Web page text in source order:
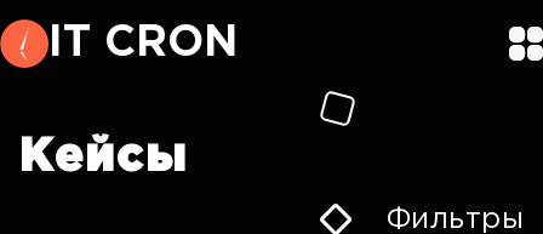
IT CRON
Кейсы
Фильтры